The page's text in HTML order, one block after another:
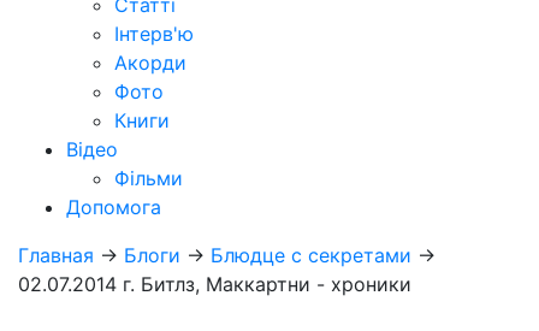
Інтерв'ю
Акорди
Фото
Книги
Відео
Фільми
Допомога
Главная → Блоги → Блюдце с секретами →
02.07.2014 г. Битлз, Маккартни - хроники